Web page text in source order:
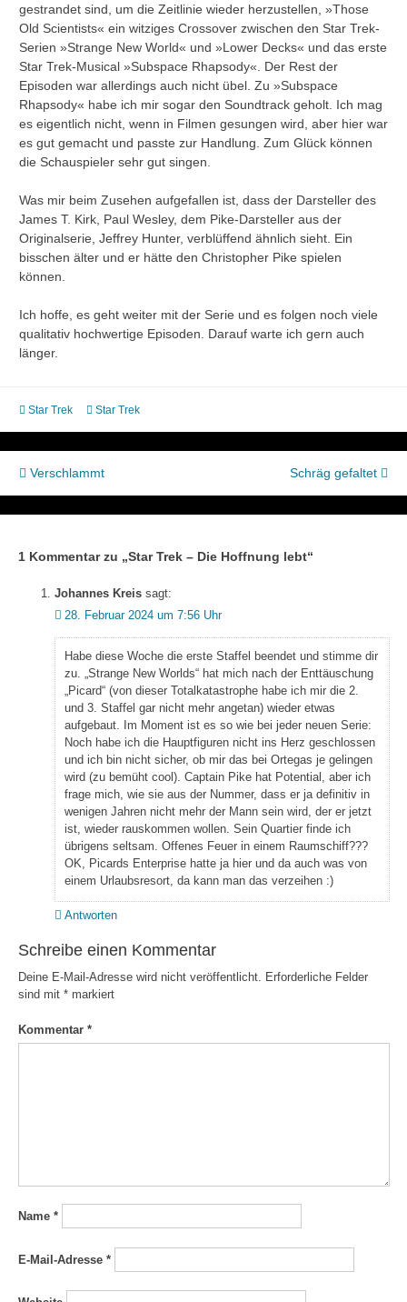
gestrandet sind, um die Zeitlinie wieder herzustellen, »Those
Old Scientists« ein witziges Crossover zwischen den Star Trek-
Serien »Strange New World« und »Lower Decks« und das erste
Star Trek-Musical »Subspace Rhapsody«. Der Rest der
Episoden war allerdings auch nicht übel. Zu »Subspace
Rhapsody« habe ich mir sogar den Soundtrack geholt. Ich mag
es eigentlich nicht, wenn in Filmen gesungen wird, aber hier war
es gut gemacht und passte zur Handlung. Zum Glück können
die Schauspieler sehr gut singen.
Was mir beim Zusehen aufgefallen ist, dass der Darsteller des
James T. Kirk, Paul Wesley, dem Pike-Darsteller aus der
Originalserie, Jeffrey Hunter, verblüffend ähnlich sieht. Ein
bisschen älter und er hätte den Christopher Pike spielen
können.
Ich hoffe, es geht weiter mit der Serie und es folgen noch viele
qualitativ hochwertige Episoden. Darauf warte ich gern auch
länger.
Star Trek Star Trek
Beitragsnavigation
Verschlammt Schräg gefaltet
1 Kommentar zu „Star Trek – Die Hoffnung lebt“
Johannes Kreis sagt:
28. Februar 2024 um 7:56 Uhr
Habe diese Woche die erste Staffel beendet und stimme dir
zu. „Strange New Worlds“ hat mich nach der Enttäuschung
„Picard“ (von dieser Totalkatastrophe habe ich mir die 2.
und 3. Staffel gar nicht mehr angetan) wieder etwas
aufgebaut. Im Moment ist es so wie bei jeder neuen Serie:
Noch habe ich die Hauptfiguren nicht ins Herz geschlossen
und ich bin nicht sicher, ob mir das bei Ortegas je gelingen
wird (zu bemüht cool). Captain Pike hat Potential, aber ich
frage mich, wie sie aus der Nummer, dass er ja definitiv in
wenigen Jahren nicht mehr der Mann sein wird, der er jetzt
ist, wieder rauskommen wollen. Sein Quartier finde ich
übrigens seltsam. Offenes Feuer in einem Raumschiff???
OK, Picards Enterprise hatte ja hier und da auch was von
einem Urlaubsresort, da kann man das verzeihen :)
Antworten
Schreibe einen Kommentar
Deine E-Mail-Adresse wird nicht veröffentlicht. Erforderliche Felder
sind mit *markiert
Kommentar *
Name *
E-Mail-Adresse *